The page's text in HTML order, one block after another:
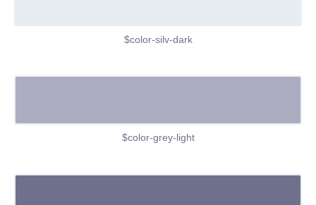
$color-silv-dark
$color-grey-light